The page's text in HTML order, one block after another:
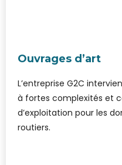
Ouvrages d’art
L’entreprise G2C
à fortes complexités et
d’exploitation pour les
routiers.